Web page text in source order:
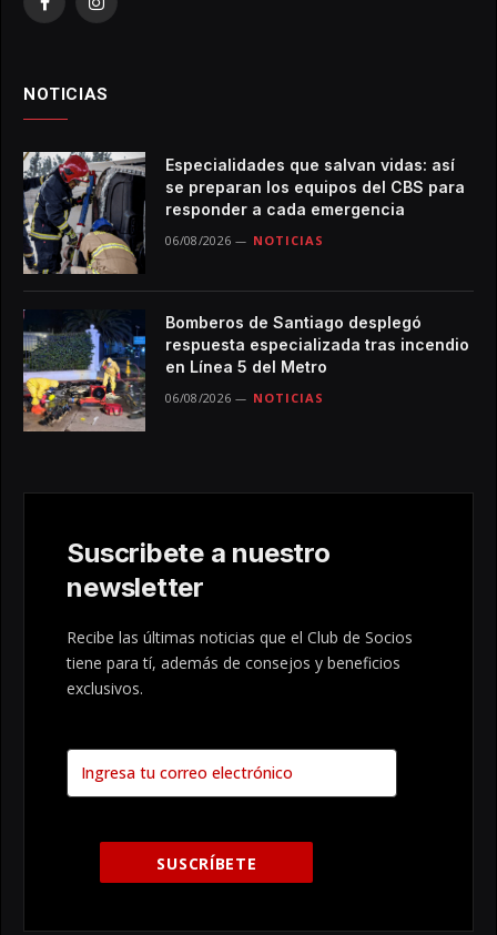
FacebookInstagram
NOTICIAS
Especialidades que salvan vidas: así
se preparan los equipos del CBS para
responder a cada emergencia
06/08/2026 NOTICIAS
Bomberos de Santiago desplegó
respuesta especializada tras incendio
en Línea 5 del Metro
06/08/2026 NOTICIAS
Suscribete a nuestro
newsletter
Recibe las últimas noticias que el Club de Socios
tiene para tí, además de consejos y beneficios
exclusivos.